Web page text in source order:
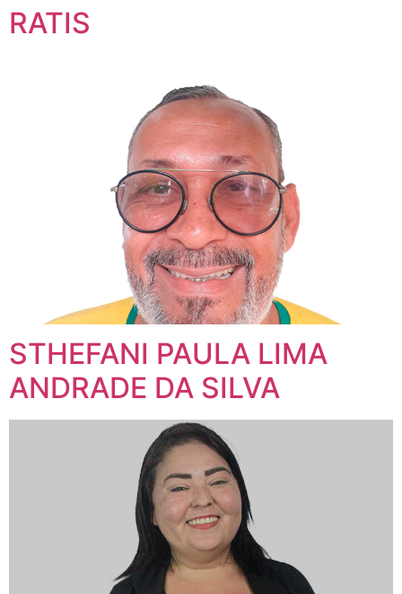
RATIS
STHEFANI PAULA LIMA
ANDRADE DA SILVA